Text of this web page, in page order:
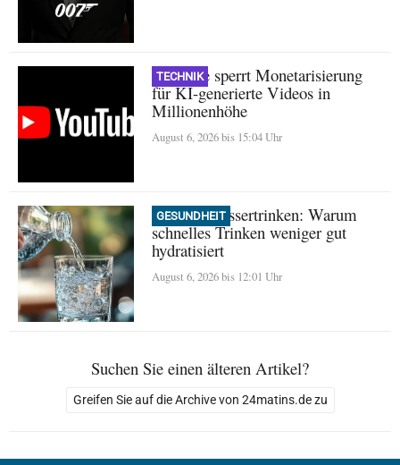
TECHNIK
YouTube sperrt Monetarisierung
für KI-generierte Videos in
Millionenhöhe
August 6, 2026 bis 15:04 Uhr
GESUNDHEIT
Mythos Wassertrinken: Warum
schnelles Trinken weniger gut
hydratisiert
August 6, 2026 bis 12:01 Uhr
Suchen Sie einen älteren Artikel?
Greifen Sie auf die Archive von 24matins.de zu